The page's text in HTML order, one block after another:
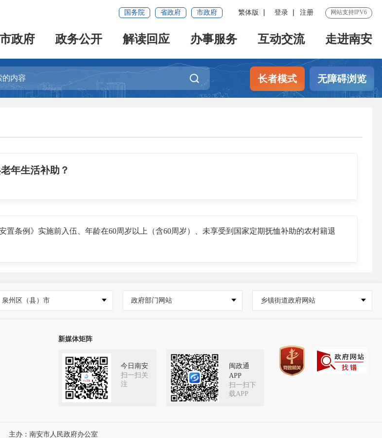
国务院 省政府 市政府 繁体版 登录 注册 网站支持IPV6
市政府 政务公开 解读回应 办事服务 互动交流 走进南安
长者模式 无障碍浏览
年生活补助？
条例》实施前入伍、年龄在60周岁以上（含60周岁）、未享受到国家定期抚恤补助的农村籍退
泉州区（县）市 政府部门网站 乡镇街道政府网站
新媒体矩阵
今日南安
扫一扫关
注
闽政通
APP
扫一扫下
载APP
主办：南安市人民政府办公室